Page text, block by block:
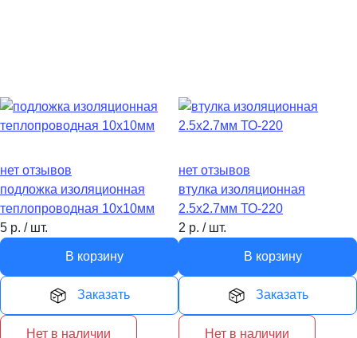
нет отзывов
подложка изоляционная
теплопроводная 10х10мм
5 р. / шт.
В корзину
Заказать
Нет в наличии
нет отзывов
втулка изоляционная
2.5х2.7мм ТО-220
2 р. / шт.
В корзину
Заказать
Нет в наличии